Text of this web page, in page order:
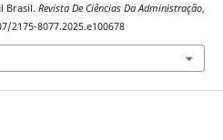
Brasil. Revista De Ciências Da Administração,
2175-8077.2025.e100678